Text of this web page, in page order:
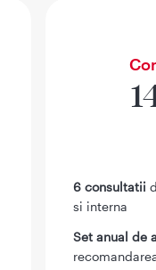
6 consultatii
si interna
Set anual de